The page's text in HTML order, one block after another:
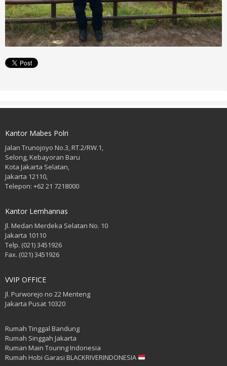
Kantor Mabes Polri
Jalan Trunojoyo No.3, RT.2/RW.1,
Selong, Kebayoran Baru
Kota Jakarta Selatan,
Jakarta 12110,
Telepon: +62 21 7218000
Kantor Lemhannas
Jl. Medan Merdeka Selatan No. 10
Jakarta 10110
Telp. (021) 3451926
Fax. (021) 3451926
VVIP OFFICE
Jl. Purworejo no 22 Menteng
Jakarta Pusat 10320
Rumah Tinggal Bandung
Rumah Singgah Jakarta
Ruman Main Touring Indonesia
Rumah Hobi Garasi BLACKRIVERINDONESIA